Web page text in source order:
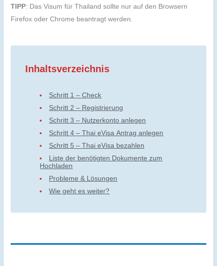
TIPP: Das Visum für Thailand sollte nur auf den Browsern
Firefox oder Chrome beantragt werden.
Inhaltsverzeichnis
Schritt 1 – Check
Schritt 2 – Registrierung
Schritt 3 – Nutzerkonto anlegen
Schritt 4 – Thai eVisa Antrag anlegen
Schritt 5 – Thai eVisa bezahlen
Liste der benötigten Dokumente zum
Hochladen
Probleme & Lösungen
Wie geht es weiter?